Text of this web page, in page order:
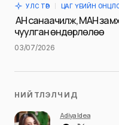
Илгээх
УЛС ТӨР ЦАГ ҮЕИЙН
АН санаачилж, МАН
чуулган өндөрлөлөө
03/07/2026
НИЙТЛЭЛЧИД
Adiya Idea